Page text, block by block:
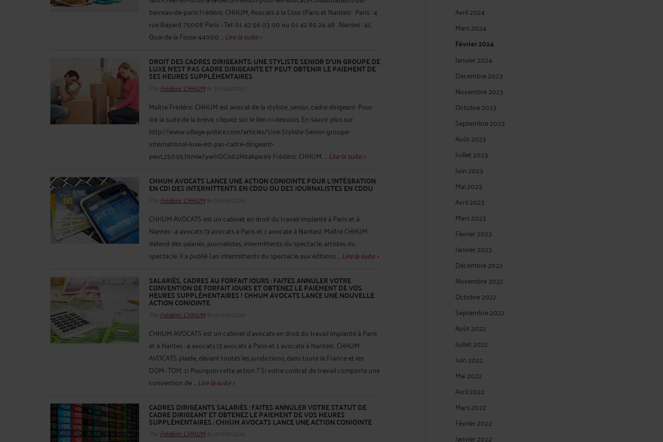
barreau-de-paris Frédéric CHHUM, Avocats à la Cour (Paris et Nantes) . Paris : 4
rue Bayard 75008 Paris - Tel: 01 42 56 03 00 ou 01 42 89 24 48 . Nantes : 41,
Quai de la Fosse 44000 ...Lire la suite >
DROIT DES CADRES DIRIGEANTS: UNE STYLISTE SENIOR D’UN GROUPE DE
LUXE N’EST PAS CADRE DIRIGEANTE ET PEUT OBTENIR LE PAIEMENT DE
SES HEURES SUPPLÉMENTAIRES
Par Frédéric CHHUMle 30/05/2017
Maître Frédéric CHHUM est avocat de la styliste, senior, cadre dirigeant. Pour
lire la suite de la brève, cliquez sur le lien ci-dessous. En savoir plus sur
http://www.village-justice.com/articles/Une-Styliste-Senior-groupe-
international-luxe-est-pas-cadre-dirigeant-
peut,25095.html#7ywhOCis02H0akpe.99 Frédéric CHHUM, ...Lire la suite >
CHHUM AVOCATS LANCE UNE ACTION CONJOINTE POUR L’INTÉGRATION
EN CDI DES INTERMITTENTS EN CDDU OU DES JOURNALISTES EN CDDU
Par Frédéric CHHUMle 01/09/2016
CHHUM AVOCATS est un cabinet en droit du travail implanté à Paris et à
Nantes : 4 avocats (3 avocats à Paris et 1 avocate à Nantes). Maître CHHUM
défend des salariés, journalistes, intermittents du spectacle, artistes du
spectacle. Il a publié Les intermittents du spectacle aux éditions ...Lire la suite >
SALARIÉS, CADRES AU FORFAIT JOURS : FAITES ANNULER VOTRE
CONVENTION DE FORFAIT JOURS ET OBTENEZ LE PAIEMENT DE VOS
HEURES SUPPLÉMENTAIRES ! CHHUM AVOCATS LANCE UNE NOUVELLE
ACTION CONJOINTE
Par Frédéric CHHUMle 01/09/2016
CHHUM AVOCATS est un cabinet d’avocats en droit du travail implanté à Paris
et à Nantes : 4 avocats (3 avocats à Paris et 1 avocate à Nantes). CHHUM
AVOCATS plaide, devant toutes les juridictions, dans toute la France et les
DOM- TOM. 1) Pourquoi cette action ? Si votre contrat de travail comporte une
convention de ...Lire la suite >
CADRES DIRIGEANTS SALARIÉS : FAITES ANNULER VOTRE STATUT DE
CADRE DIRIGEANT ET OBTENEZ LE PAIEMENT DE VOS HEURES
SUPPLÉMENTAIRES : CHHUM AVOCATS LANCE UNE ACTION CONJOINTE
Par Frédéric CHHUMle 01/09/2016
Avril 2024
Mars 2024
Février 2024
Janvier 2024
Décembre 2023
Novembre 2023
Octobre 2023
Septembre 2023
Août 2023
Juillet 2023
Juin 2023
Mai 2023
Avril 2023
Mars 2023
Février 2023
Janvier 2023
Décembre 2022
Novembre 2022
Octobre 2022
Septembre 2022
Août 2022
Juillet 2022
Juin 2022
Mai 2022
Avril 2022
Mars 2022
Février 2022
Janvier 2022